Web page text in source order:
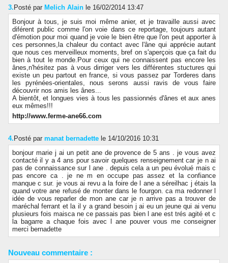
3. Posté par Melich Alain le 16/02/2014 13:47
Bonjour à tous, je suis moi même anier, et je travaille aussi avec
diférent public comme l'on voie dans ce reportage, toujours autant
d'émotion pour moi quand je voie le bien être que l'on peut apporter à
ces personnes,la chaleur du contact avec l'âne qui apprécie autant
que nous ces merveilleux moments, bref on s'aperçois que ça fait du
bien à tout le monde.Pour ceux qui ne connaissent pas encore les
ânes,n'hésitez pas à vous dirriger vers les différentes stuctures qui
existe un peu partout en france, si vous passez par Torderes dans
les pyrénées-orientales, nous serons aussi ravis de vous faire
découvrir nos amis les ânes...
A bientôt, et longues vies à tous les passionnés d'ânes et aux anes
eux mêmes!!!
http://www.ferme-ane66.com
4. Posté par manat bernadette le 14/10/2016 10:31
bonjour marie j ai un petit ane de provence de 5 ans . je vous avez
contacté il y a 4 ans pour savoir quelques renseignement car je n ai
pas de connaissance sur l ane . depuis cela a un peu évolué mais c
pas encore ca . je ne m en occupe pas assez et la confiance
manque c sur. je vous ai revu a la foire de l ane a séreilhac j étais la
quand votre ane refusé de monter dans le fourgon. ca ma redonner l
idée de vous reparler de mon ane car je n arrive pas a trouver de
maréchal ferrant et la il y a grand besoin j ai eu un jeune qui ai venu
plusieurs fois maisca ne ce passais pas bien l ane est trés agité et c
la bagarre a chaque fois avec l ane pouver vous me conseigner
merci bernadette
Nouveau commentaire :